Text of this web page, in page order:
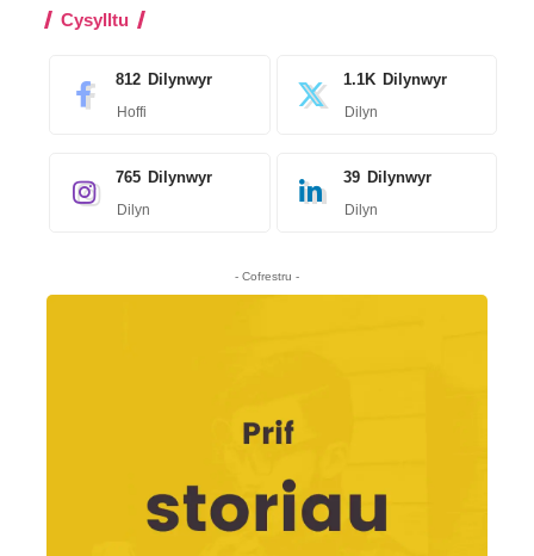
Cysylltu
812 Dilynwyr
Hoffi
1.1K Dilynwyr
Dilyn
765 Dilynwyr
Dilyn
39 Dilynwyr
Dilyn
- Cofrestru -